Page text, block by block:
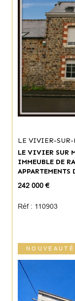
LE VIVIER-
LE VIVIER SUR
IMMEUBLE DE
APPARTEMENTS
242 000 €
Réf : 110903
NOUVEAUTÉ